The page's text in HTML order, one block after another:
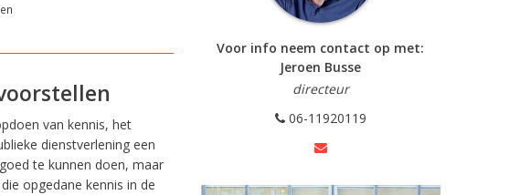
van kennis, het
dienstverlening een
te kunnen doen, maar
opgedane kennis in de
Voor info neem contact op met:
Jeroen Busse
directeur
06-11920119